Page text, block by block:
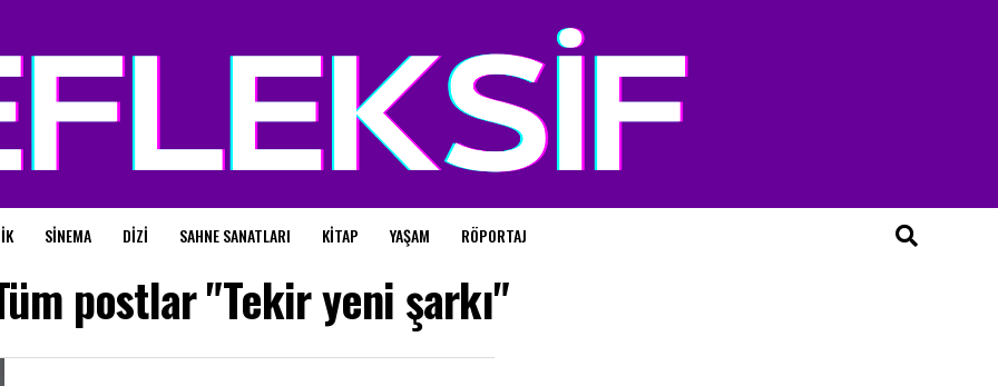
SINEMA DIZI SAHNE SANATLARI KITAP YAŞAM RÖPORTAJ
postlar "Tekir yeni şarkı"